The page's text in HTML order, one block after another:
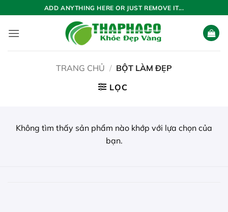
qua
nội
ADD ANYTHING HERE OR JUST REMOVE IT...
TRANG CHỦ / BỘT LÀM ĐẸP
LỌC
Không tìm thấy sản phẩm nào khớp với lựa chọn của
bạn.